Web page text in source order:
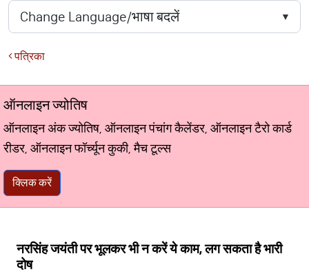
पत्रिका
ऑनलाइन ज्योतिष
ऑनलाइन अंक ज्योतिष, ऑनलाइन पंचांग कैलेंडर, ऑनलाइन टैरो कार्ड
रीडर, ऑनलाइन फॉर्च्यून कुकी, मैच टूल्स
क्लिक करें
नरसिंह जयंती पर भूलकर भी न करें ये काम, लग सकता है भारी
दोष